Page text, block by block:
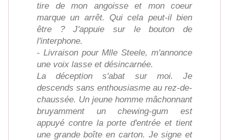
tire de mon angoisse et mon coeur
marque un arrêt. Qui cela peut-il bien
être ? J'appuie sur le bouton de
l'interphone.
- Livraison pour Mlle Steele, m'annonce
une voix lasse et désincarnée.
La déception s'abat sur moi. Je
descends sans enthousiasme au rez-de-
chaussée. Un jeune homme mâchonnant
bruyamment un chewing-gum est
appuyé contre la porte d'entrée et tient
une grande boîte en carton. Je signe et